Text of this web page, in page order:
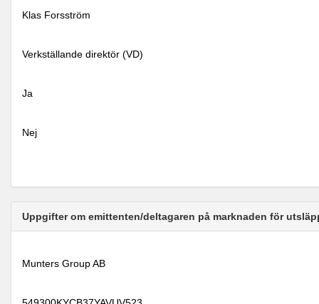
Klas Forsström
Verkställande direktör (VD)
Ja
Nej
Uppgifter om emittenten/deltagaren på marknaden för
Munters Group AB